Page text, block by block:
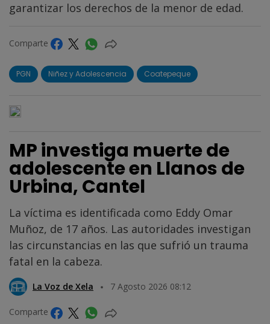
garantizar los derechos de la menor de edad.
Comparte
PGN Niñez y Adolescencia Coatepeque
MP investiga muerte de
adolescente en Llanos de
Urbina, Cantel
La víctima es identificada como Eddy Omar
Muñoz, de 17 años. Las autoridades investigan
las circunstancias en las que sufrió un trauma
fatal en la cabeza.
La Voz de Xela 7 Agosto 2026 08:12
Comparte